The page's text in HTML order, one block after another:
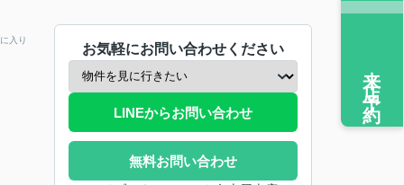
入り
お気軽にお問い合わせください
LINEからお問い合わせ
無料お問い合わせ
来店予約